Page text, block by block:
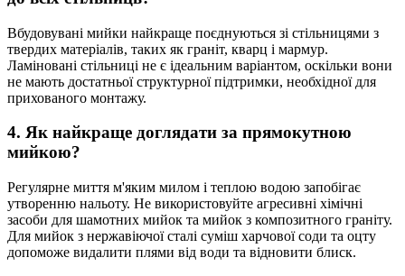
Вбудовувані мийки найкраще поєднуються зі стільницями з
твердих матеріалів, таких як граніт, кварц і мармур.
Ламіновані стільниці не є ідеальним варіантом, оскільки вони
не мають достатньої структурної підтримки, необхідної для
прихованого монтажу.
4. Як найкраще доглядати за прямокутною
мийкою?
Регулярне миття м'яким милом і теплою водою запобігає
утворенню нальоту. Не використовуйте агресивні хімічні
засоби для шамотних мийок та мийок з композитного граніту.
Для мийок з нержавіючої сталі суміш харчової соди та оцту
допоможе видалити плями від води та відновити блиск.